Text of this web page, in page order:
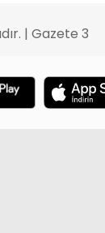
| Gazete 3